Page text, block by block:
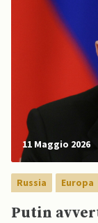
11 Maggio 2026
Russia Europa
Putin